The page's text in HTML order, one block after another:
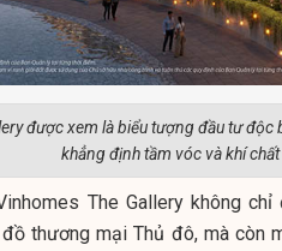
được xem là biểu tượng đầu tư
khẳng định tầm vóc và khí
The Gallery không
thương mại Thủ đô, mà còn